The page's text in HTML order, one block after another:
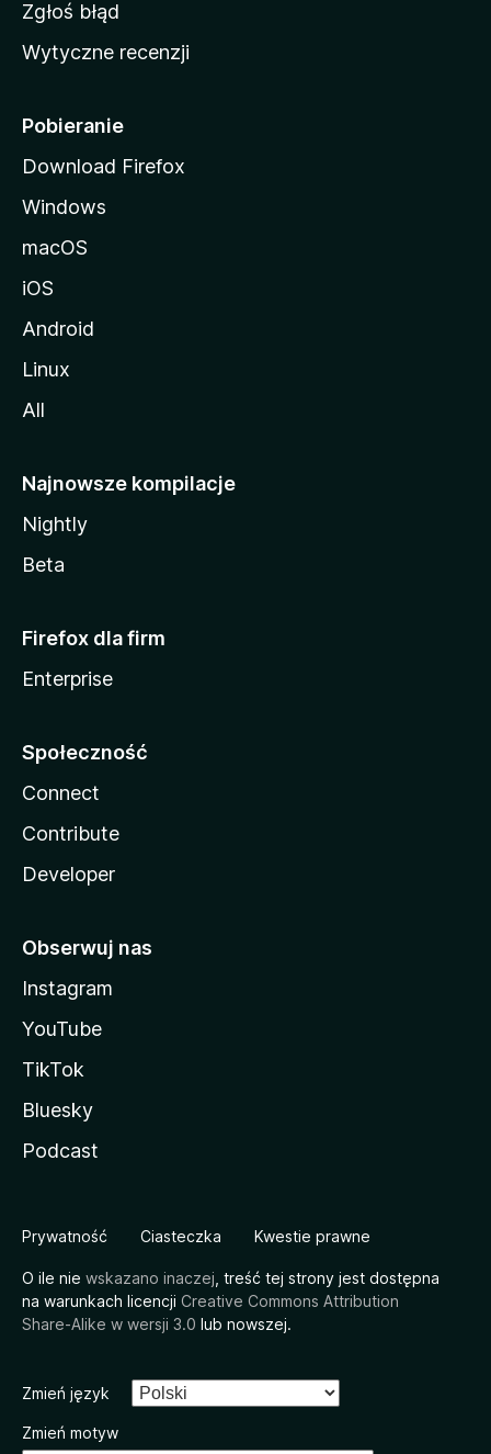
l
i
Zgłoś błąd
Wytyczne recenzji
Pobieranie
Download Firefox
Windows
macOS
iOS
Android
Linux
All
Najnowsze kompilacje
Nightly
Beta
Firefox dla firm
Enterprise
Społeczność
Connect
Contribute
Developer
Obserwuj nas
Instagram
YouTube
TikTok
Bluesky
Podcast
Prywatność Ciasteczka Kwestie prawne
O ile nie wskazano inaczej , treść tej strony jest dostępna
na warunkach licencji Creative Commons Attribution
Share-Alike w wersji 3.0 lub nowszej.
Zmień język
Zmień motyw